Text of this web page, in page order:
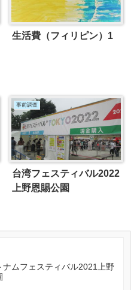
生活費（フィリピン）1
事前調査
台湾フェスティバル2022
上野恩賜公園
ナムフェスティバル2021上野